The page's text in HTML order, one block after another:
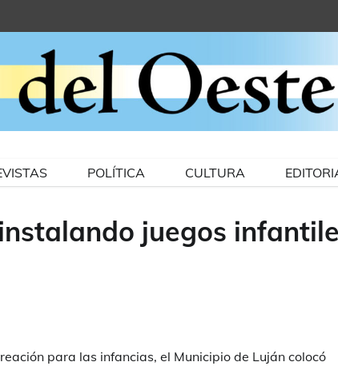
POLÍTICA CULTURA
juegos
para las infancias, el Municipio de Luján colocó